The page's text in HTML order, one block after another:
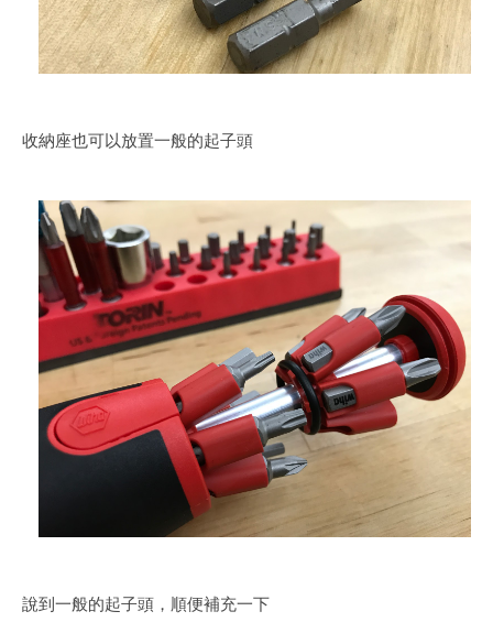
收納座也可以放置一般的起子頭
說到一般的起子頭，順便補充一下